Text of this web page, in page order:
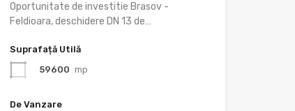
Oportunitate de investitie Brasov -
Feldioara, deschidere DN 13 de…
Suprafață Utilă
59600 mp
De Vanzare